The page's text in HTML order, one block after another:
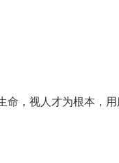
命，视人才为根本，